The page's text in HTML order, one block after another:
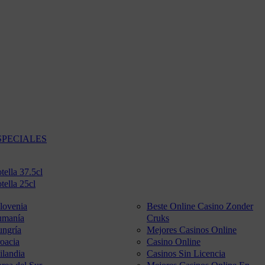
37.5cl
25cl
Beste Online Casino Zonder
Cruks
Mejores Casinos Online
Casino Online
Casinos Sin Licencia